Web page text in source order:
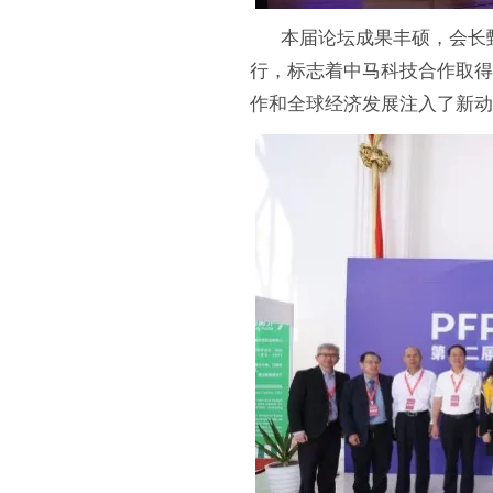
本届论坛成果丰硕，会长
行，标志着中马科技合作取
作和全球经济发展注入了新